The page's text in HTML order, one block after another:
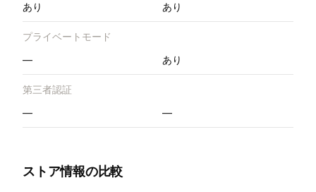
あり
あり
プライベートモード
—
あり
第三者認証
—
—
ストア情報の比較